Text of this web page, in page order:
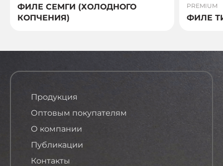
ФИЛЕ СЕМГИ (ХОЛОДНОГО
КОПЧЕНИЯ)
PREMIUM
ФИЛЕ
Продукция
Оптовым покупателям
О компании
Публикации
Контакты